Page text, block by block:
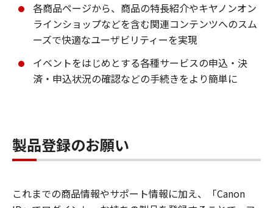
各商品ページから、商品の特長紹介やキヤノンオン
ラインショップなどを含む関連コンテンツへのスム
ーズで快適なユーザビリティーを実現
イベントをはじめとする各種サービスの申込・決
済・申込状況の確認などの手続きをより簡単に
製品登録のお願い
これまでの商品情報やサポート情報に加え、「Canon